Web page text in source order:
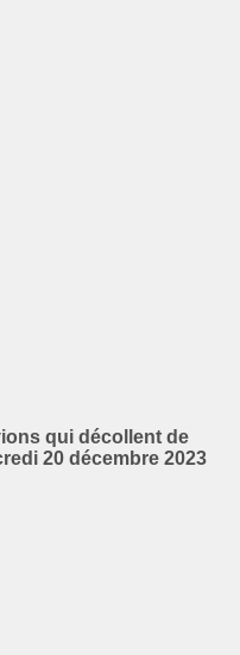
qui décollent de
20 décembre 2023